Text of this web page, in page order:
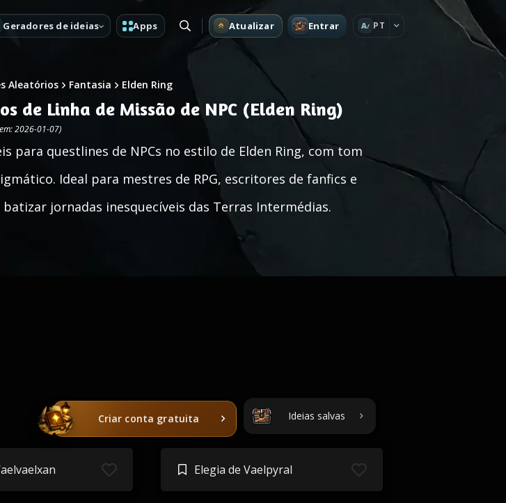
Geradores de ideias Apps Atualizar Entrar A PT
Aleatórios Fantasia Elden Ring
de Linha de Missão de NPC (Elden Ring)
2026-01-07)
para questlines de NPCs no estilo de Elden Ring, com tom
Ideal para mestres de RPG, escritores de fanfics e
jornadas inesquecíveis das Terras Intermédias.
Criar conta gratuita Ideias salvas
Elegia de Vaelpyral